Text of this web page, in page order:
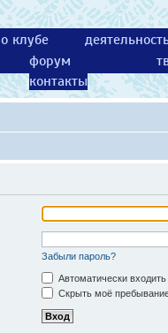
о клубе
форум
контакты
Забыли пароль?
Автоматически
Скрыть моё